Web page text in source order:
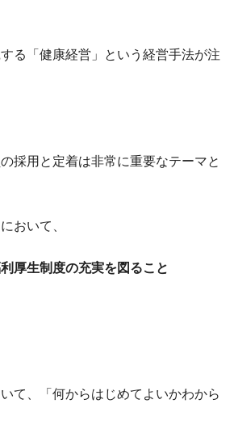
する「健康経営」という経営手法が注
採用と定着は非常に重要なテーマと
おいて、
厚生制度の充実を図ること
て、「何からはじめてよいかわから